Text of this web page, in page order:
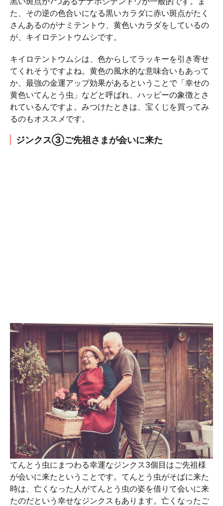
た、その逆の色合いになる黒いカラダに赤い斑点がたく
さんあるのがナミテントウ、黄色いカラダをしているの
が、キイロテントウムシです。
キイロテントウムシは、色からしてラッキーを引き寄せ
てくれそうですよね。黄色の風水的な意味合いもあって
か、最強の金運アップ効果があるということで「幸せの
黄色いてんとう虫」などと呼ばれ、ハッピーの象徴とさ
れているんですよ。みつけたときは、宝くじを買ってみ
るのもオススメです。
ジンクス③ご先祖さまが会いに来た
てんとう虫にまつわる幸運なジンクス3個目はご先祖様
が会いに来たということです。てんとう虫がそばに来た
時は、亡くなった人がてんとう虫の姿を借りて会いに来
たのだという幸せなジンクスもあります。亡くなったご